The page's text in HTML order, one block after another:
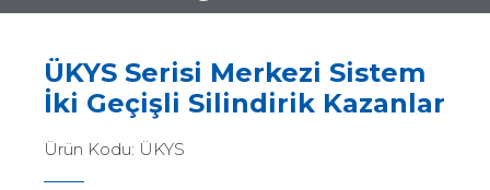
ÜKYS Serisi Merkezi Sistem
İki Geçişli Silindirik Kazanlar
Ürün Kodu: ÜKYS